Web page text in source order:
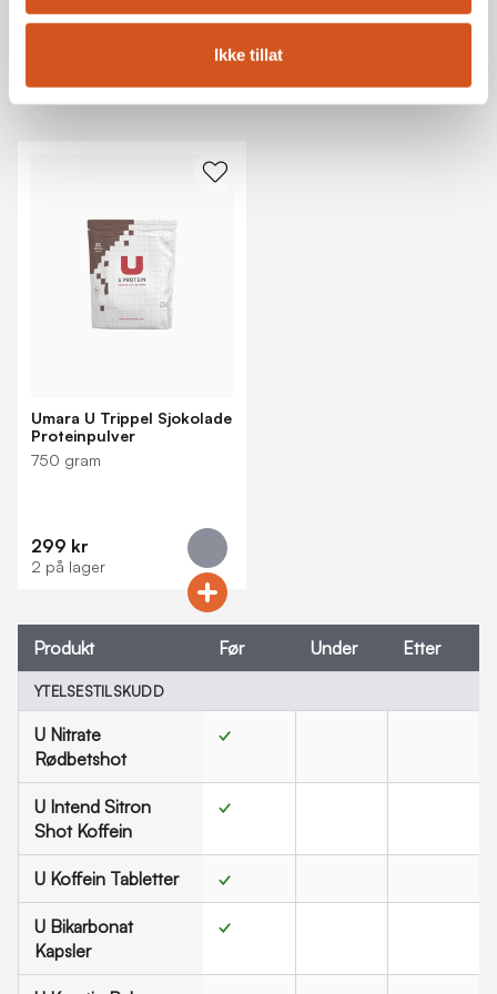
Ikke tillat
U Trippel Sjokolade Proteinpulver er Umaras
etterfulgt av et sammensatt måltid innen tre timer.
Umara U Trippel Sjokolade
Proteinpulver
750 gram
299 kr
2 på lager
Produkt Før Under Etter
YTELSESTILSKUDD
U Nitrate
Rødbetshot
✓
U Intend Sitron
Shot Koffein
✓
U Koffein Tabletter ✓
U Bikarbonat
Kapsler
✓